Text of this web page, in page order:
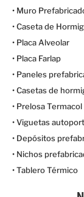
• Muro
• Caseta de
• Placa Alveolar
• Placa Farlap
• Paneles
• Casetas de
• Prelosa Termacol
• Viguetas
• Depósitos
• Nichos
• Tablero Térmico